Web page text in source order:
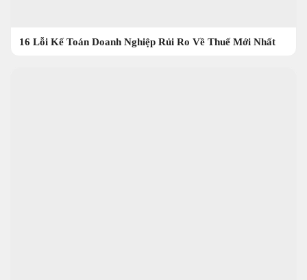
16 Lỗi Kế Toán Doanh Nghiệp Rủi Ro Về Thuế Mới Nhất